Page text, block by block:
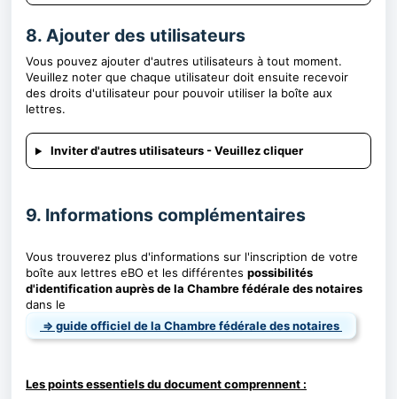
8. Ajouter des utilisateurs
Vous pouvez ajouter d'autres utilisateurs à tout moment.
Veuillez noter que chaque utilisateur doit ensuite recevoir
des droits d'utilisateur pour pouvoir utiliser la boîte aux
lettres.
Inviter d'autres utilisateurs - Veuillez cliquer
9. Informations complémentaires
Vous trouverez plus d'informations sur l'inscription de votre
boîte aux lettres eBO et les différentes possibilités
d'identification auprès de la Chambre fédérale des notaires
dans le
⇒ guide officiel de la Chambre fédérale des notaires
Les points essentiels du document comprennent :